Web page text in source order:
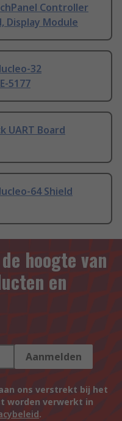
Controller
Display Module
32
5177
UART Board
64 Shield
hoogte van
en
Aanmelden
ons verstrekt bij het
worden verwerkt in
.